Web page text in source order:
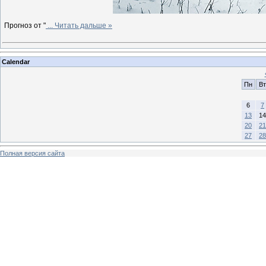
Прогноз от " ... Читать дальше »
Calendar
Пн
Вт
6
7
13
14
20
21
27
28
Полная версия сайта